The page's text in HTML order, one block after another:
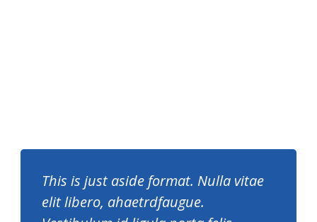
This is just aside format. Nulla vitae
elit libero, ahaetrdfaugue.